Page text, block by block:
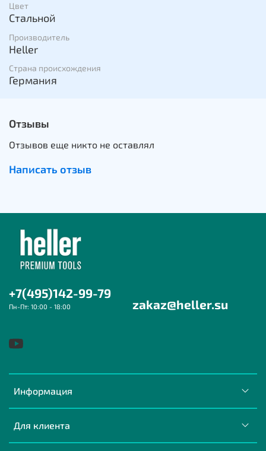
Цвет
Стальной
Производитель
Heller
Страна происхождения
Германия
Отзывы
Отзывов еще никто не оставлял
Написать отзыв
Информация
Для клиента
+7(495)142-99-79
Пн-Пт: 10:00 - 18:00 zakaz@heller.su